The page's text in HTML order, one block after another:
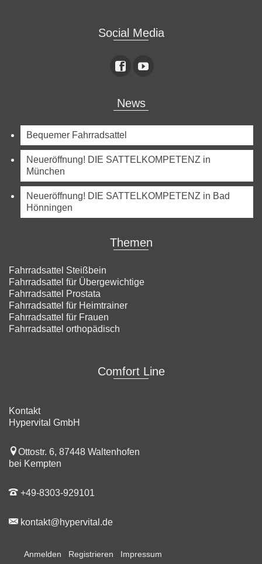
Social Media
News
Bequemer Fahrradsattel
Neueröffnung! DIE SATTELKOMPETENZ in
München
Neueröffnung! DIE SATTELKOMPETENZ in Bad
Hönningen
Themen
Fahrradsattel Steißbein
Fahrradsattel für Übergewichtige
Fahrradsattel Prostata
Fahrradsattel für Heimtrainer
Fahrradsattel für Frauen
Fahrradsattel orthopädisch
Comfort Line
Kontakt
Hypervital GmbH
Ottostr. 6, 87448 Waltenhofen
bei Kempten
+49-8303-929101
kontakt@hypervital.de
Anmelden Registrieren Impressum